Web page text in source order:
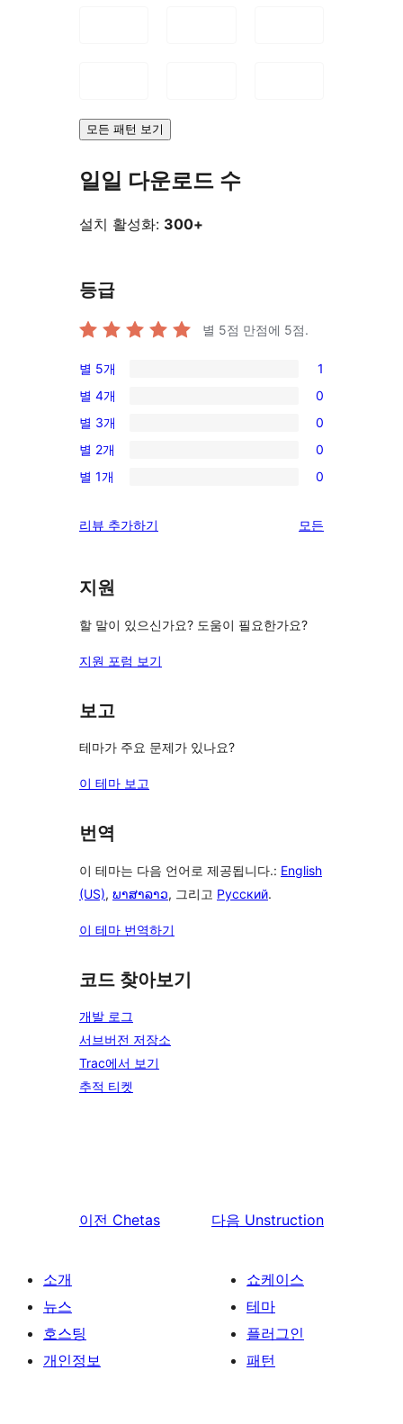
모든 패턴 보기
일일 다운로드 수
설치 활성화: 300+
등급
별 5점 만점에 5점.
1/5-
별
점
후
기
별 5개 1
0/4-
별
점
후
별 4개 0
0/3-
별
점
기
별 3개 0
0/2-
별
후
별 2개 0
0/1-
점
기
별 1개 0
리뷰 추가하기 모든
지원
할 말이 있으신가요? 도움이 필요한가요?
지원 포럼 보기
보고
테마가 주요 문제가 있나요?
이 테마 보고
번역
이 테마는 다음 언어로 제공됩니다.: English
(US), ພາສາລາວ, 그리고 Русский.
이 테마 번역하기
코드 찾아보기
개발 로그
서브버전 저장소
Trac에서 보기
추적 티켓
이전 Chetas 다음 Unstruction
소개
뉴스
호스팅
개인정보
쇼케이스
테마
플러그인
패턴